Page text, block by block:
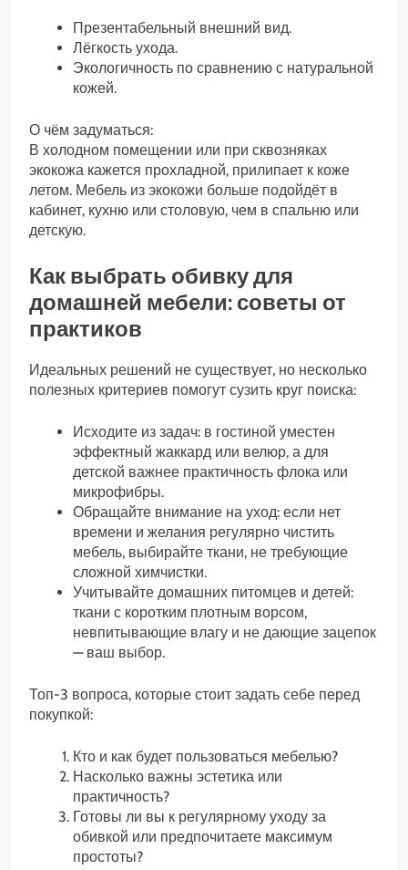
Презентабельный внешний вид.
Лёгкость ухода.
Экологичность по сравнению с натуральной
кожей.
О чём задуматься:
В холодном помещении или при сквозняках
экокожа кажется прохладной, прилипает к коже
летом. Мебель из экокожи больше подойдёт в
кабинет, кухню или столовую, чем в спальню или
детскую.
Как выбрать обивку для
домашней мебели: советы от
практиков
Идеальных решений не существует, но несколько
полезных критериев помогут сузить круг поиска:
Исходите из задач: в гостиной уместен
эффектный жаккард или велюр, а для
детской важнее практичность флока или
микрофибры.
Обращайте внимание на уход: если нет
времени и желания регулярно чистить
мебель, выбирайте ткани, не требующие
сложной химчистки.
Учитывайте домашних питомцев и детей:
ткани с коротким плотным ворсом,
невпитывающие влагу и не дающие зацепок
— ваш выбор.
Топ-3 вопроса, которые стоит задать себе перед
покупкой:
Кто и как будет пользоваться мебелью?
Насколько важны эстетика или
практичность?
Готовы ли вы к регулярному уходу за
обивкой или предпочитаете максимум
простоты?